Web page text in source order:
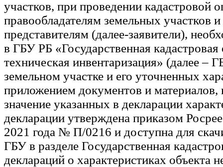
участков, при проведении кадастровой
правообладателям земельных участков
представителям (далее-заявители),
в ГБУ РБ «Государственная кадастровая
техническая инвентаризация» (далее –
земельном участке и его уточненных
приложением документов и
значение указанных в декларации
декларации утверждена приказом
2021 года № П/0216 и доступна для
ГБУ в разделе Государственная
деклараций о характеристиках объекта